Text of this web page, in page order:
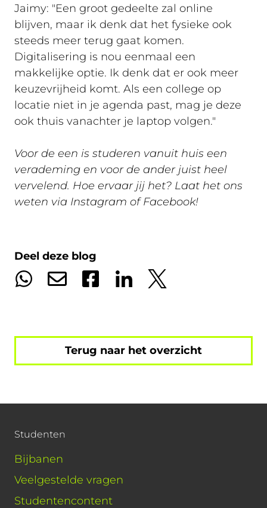
Jaimy: "Een groot gedeelte zal online
blijven, maar ik denk dat het fysieke ook
steeds meer terug gaat komen.
Digitalisering is nou eenmaal een
makkelijke optie. Ik denk dat er ook meer
keuzevrijheid komt. Als een college op
locatie niet in je agenda past, mag je deze
ook thuis vanachter je laptop volgen."
Voor de een is studeren vanuit huis een
verademing en voor de ander juist heel
vervelend. Hoe ervaar jij het? Laat het ons
weten via Instagram of Facebook!
Deel deze blog
Terug naar het overzicht
Studenten
Bijbanen
Veelgestelde vragen
Studentencontent